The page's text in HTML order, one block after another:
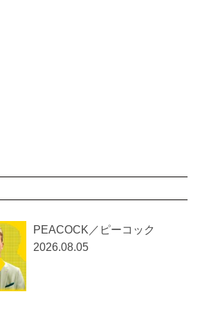
PEACOCK／ピーコック
2026.08.05